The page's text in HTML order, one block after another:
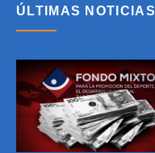
ÚLTIMAS NOTICIAS